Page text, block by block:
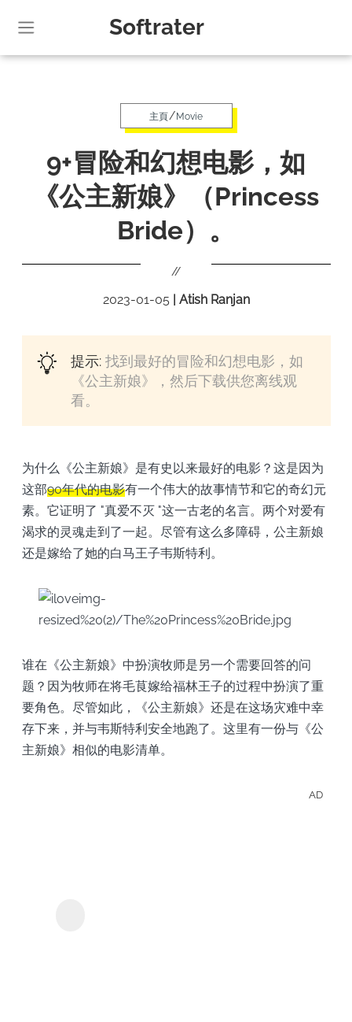
Softrater
主頁/Movie
9+冒险和幻想电影，如
《公主新娘》（Princess
Bride）。
//
2023-01-05 | Atish Ranjan
提示:找到最好的冒险和幻想电影，如
《公主新娘》，然后下载供您离线观
看。
为什么《公主新娘》是有史以来最好的电影？这是因为
这部90年代的电影有一个伟大的故事情节和它的奇幻元
素。它证明了 "真爱不灭 "这一古老的名言。两个对爱有
渴求的灵魂走到了一起。尽管有这么多障碍，公主新娘
还是嫁给了她的白马王子韦斯特利。
谁在《公主新娘》中扮演牧师是另一个需要回答的问
题？因为牧师在将毛茛嫁给福林王子的过程中扮演了重
要角色。尽管如此，《公主新娘》还是在这场灾难中幸
存下来，并与韦斯特利安全地跑了。这里有一份与《公
主新娘》相似的电影清单。
AD